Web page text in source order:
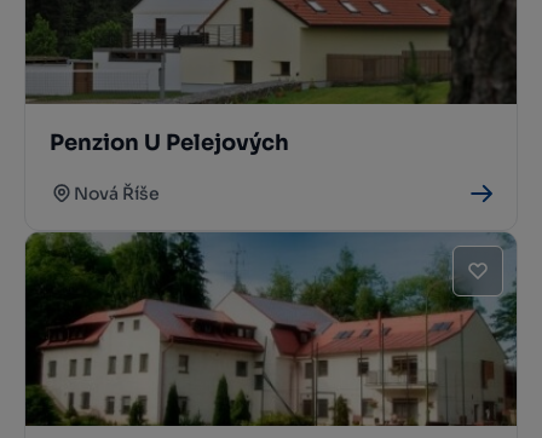
Penzion U Pelejových
Nová Říše